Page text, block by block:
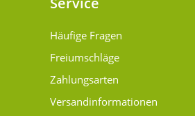
Häufige Fragen
Freiumschläge
Zahlungsarten
Versand­informationen